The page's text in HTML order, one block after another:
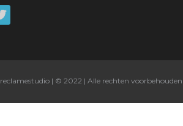
reclamestudio | © 2022 | Alle rechten voorbehouden